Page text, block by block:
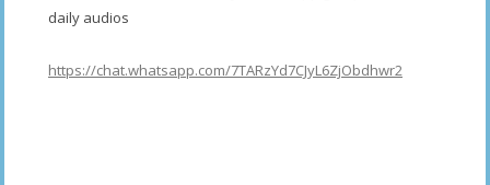
daily audios
https://chat.whatsapp.com/7TARzYd7CJyL6ZjObdhwr2